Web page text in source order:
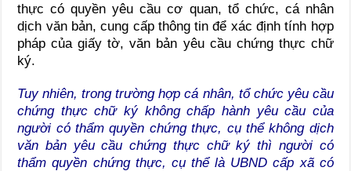
thực có quyền yêu cầu cơ quan, tổ chức, cá nhân
dịch văn bản, cung cấp thông tin để xác định tính hợp
pháp của giấy tờ, văn bản yêu cầu chứng thực chữ
ký.
Tuy nhiên, trong trường hợp cá nhân, tổ chức yêu cầu
chứng thực chữ ký không chấp hành yêu cầu của
người có thẩm quyền chứng thực, cụ thể không dịch
văn bản yêu cầu chứng thực chữ ký thì người có
thẩm quyền chứng thực, cụ thể là UBND cấp xã có